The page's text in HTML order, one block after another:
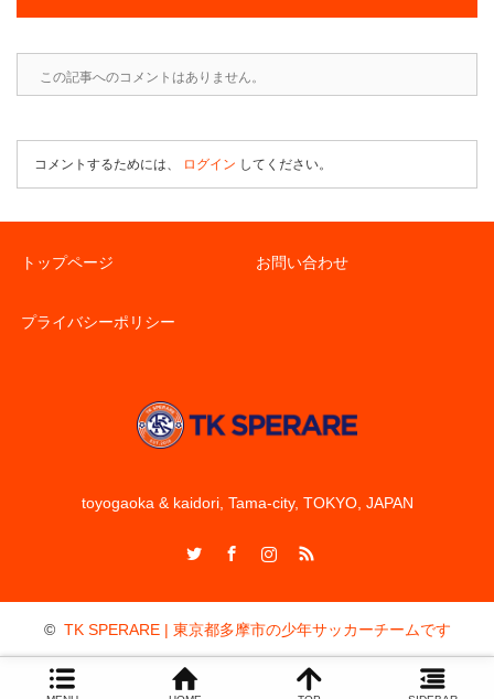
この記事へのコメントはありません。
コメントするためには、 ログイン してください。
トップページ お問い合わせ
プライバシーポリシー
toyogaoka & kaidori, Tama-city, TOKYO, JAPAN
© TK SPERARE | 東京都多摩市の少年サッカーチームです